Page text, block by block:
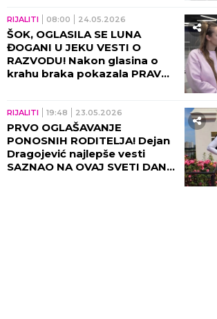
RIJALITI 08:00 24.05.2026
ŠOK, OGLASILA SE LUNA
ĐOGANI U JEKU VESTI O
RAZVODU! Nakon glasina o
krahu braka pokazala PRAVU
RIJALITI 19:48 23.05.2026
PRVO OGLAŠAVANJE
PONOSNIH RODITELJA! Dejan
Dragojević najlepše vesti
SAZNAO NA OVAJ SVETI DAN -